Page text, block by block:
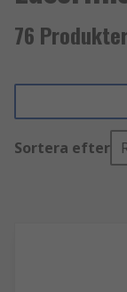
76
Sortera efter